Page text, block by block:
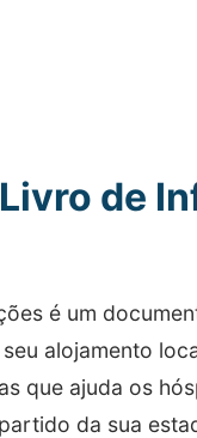
de
é um
alojamento
que ajuda os
da sua